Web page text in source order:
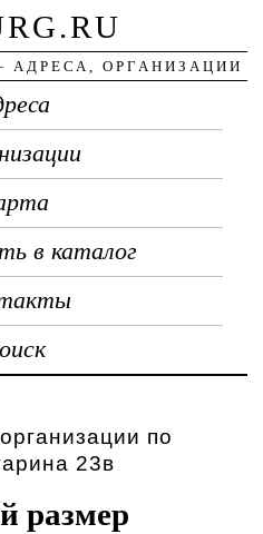
АДРЕСА, ОРГАНИЗАЦИИ
в каталог
по
23в
размер